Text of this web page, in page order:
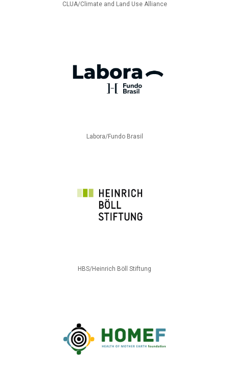
CLUA/Climate and Land Use Alliance
Labora/Fundo Brasil
HBS/Heinrich Böll Stiftung